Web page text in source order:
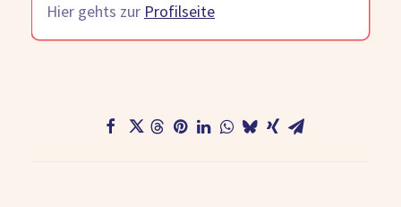
Hier gehts zur Profilseite